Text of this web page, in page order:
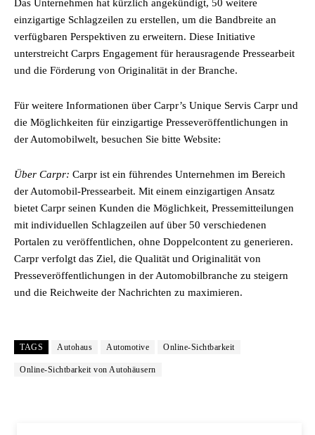
Das Unternehmen hat kürzlich angekündigt, 50 weitere
einzigartige Schlagzeilen zu erstellen, um die Bandbreite an
verfügbaren Perspektiven zu erweitern. Diese Initiative
unterstreicht Carprs Engagement für herausragende Pressearbeit
und die Förderung von Originalität in der Branche.
Für weitere Informationen über Carpr’s Unique Servis Carpr und
die Möglichkeiten für einzigartige Presseveröffentlichungen in
der Automobilwelt, besuchen Sie bitte Website:
Über Carpr: Carpr ist ein führendes Unternehmen im Bereich
der Automobil-Pressearbeit. Mit einem einzigartigen Ansatz
bietet Carpr seinen Kunden die Möglichkeit, Pressemitteilungen
mit individuellen Schlagzeilen auf über 50 verschiedenen
Portalen zu veröffentlichen, ohne Doppelcontent zu generieren.
Carpr verfolgt das Ziel, die Qualität und Originalität von
Presseveröffentlichungen in der Automobilbranche zu steigern
und die Reichweite der Nachrichten zu maximieren.
TAGS Autohaus Automotive Online-Sichtbarkeit
Online-Sichtbarkeit von Autohäusern